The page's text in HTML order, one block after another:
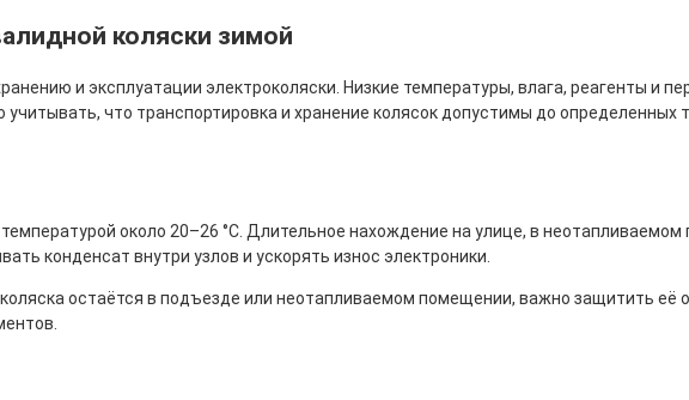
коляски зимой
и эксплуатации электроколяски. Низкие температуры, влага, реагенты и
что транспортировка и хранение колясок допустимы до
около 20–26 °C. Длительное нахождение на улице, в
конденсат внутри узлов и ускорять износ электроники.
остаётся в подъезде или неотапливаемом помещении, важно защитить её